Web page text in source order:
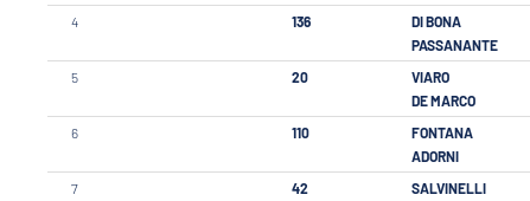
4
136
DI BONA
PASSANANTE
5
20
VIARO
DE MARCO
6
110
FONTANA
ADORNI
7
42
SALVINELLI